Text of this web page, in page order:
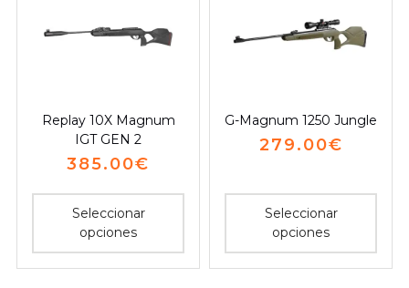
Replay 10X Magnum
IGT GEN 2
385.00€
Seleccionar
opciones
G-Magnum 1250 Jungle
279.00€
Seleccionar
opciones